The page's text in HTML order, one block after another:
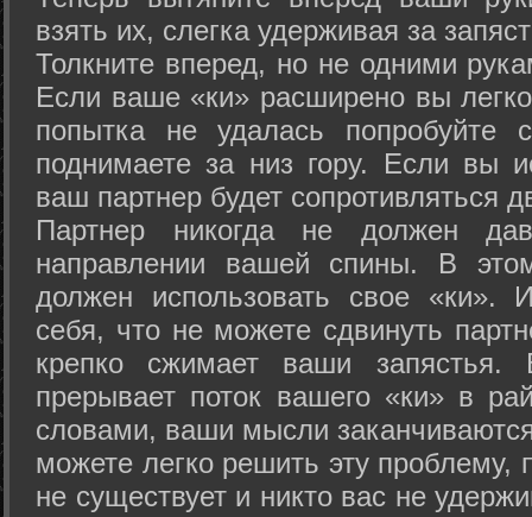
взять их, слегка удерживая за
Толкните вперед, но не одними
Если ваше «ки» расширено вы
попытка не удалась попробуйте
поднимаете за низ гору. Если вы
ваш партнер будет сопротивляться
Партнер никогда не должен
направлении вашей спины. В
должен использовать свое «ки».
себя, что не можете сдвинуть
крепко сжимает ваши запястья.
прерывает поток вашего «ки» в
словами, ваши мысли
можете легко решить эту проблему,
не существует и никто вас не